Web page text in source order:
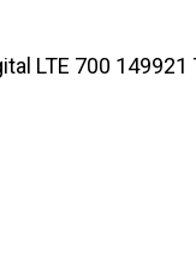
LTE 700 149921